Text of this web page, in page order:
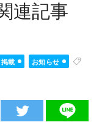
連記事
載 お知らせ